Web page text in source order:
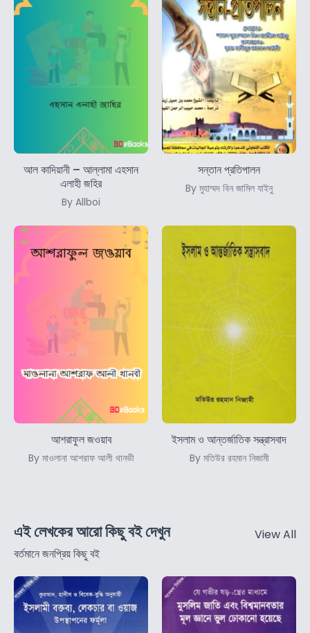
আল কাদিয়ানী – আল্লামা এহসান
এলাহী জহির
By Allboi
সন্তান প্রতিপালন
By মুহাম্মদ বিন জামিল যাইনু
আশরাফুল জওয়াব
By মাওলানা আশরাফ আলী থানভী
ইসলাম ও আন্তর্জাতিক সন্ত্রাসবাদ
By মতিউর রহমান নিজামী
এই লেখকের আরো কিছু বই দেখুন
বর্তমানে জনপ্রিয় কিছু বই
View All